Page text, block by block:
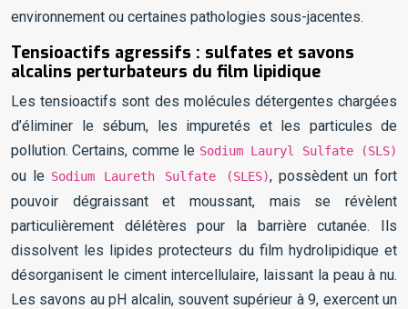
environnement ou certaines pathologies sous-jacentes.
Tensioactifs agressifs : sulfates et savons
alcalins perturbateurs du film lipidique
Les tensioactifs sont des molécules détergentes chargées
d’éliminer le sébum, les impuretés et les particules de
pollution. Certains, comme le Sodium Lauryl Sulfate (SLS)
ou le Sodium Laureth Sulfate (SLES), possèdent un fort
pouvoir dégraissant et moussant, mais se révèlent
particulièrement délétères pour la barrière cutanée. Ils
dissolvent les lipides protecteurs du film hydrolipidique et
désorganisent le ciment intercellulaire, laissant la peau à nu.
Les savons au pH alcalin, souvent supérieur à 9, exercent un